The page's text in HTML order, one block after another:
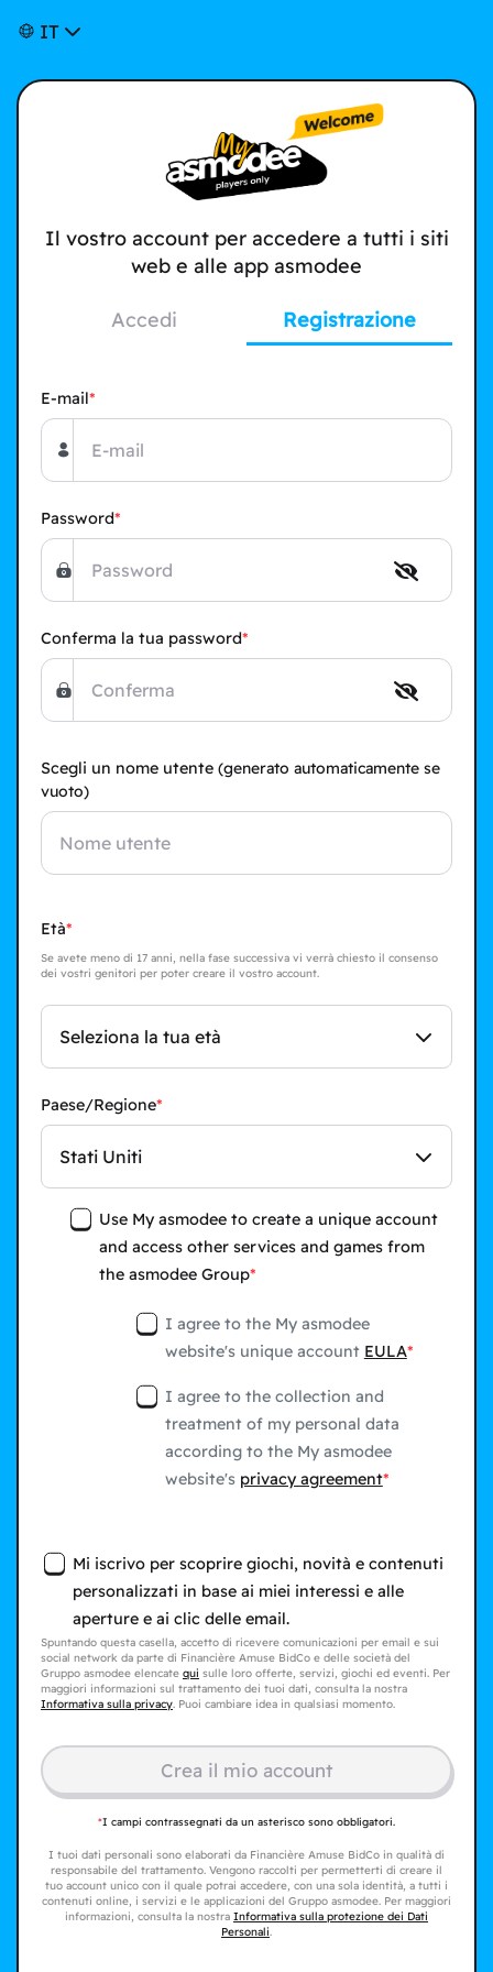
IT
Il vostro account per accedere a tutti i siti
web e alle app asmodee
Accedi Registrazione
E-mail
Password
Conferma la tua password
Scegli un nome utente (generato automaticamente se
vuoto)
Età
Se avete meno di 17 anni, nella fase successiva vi verrà chiesto il consenso
dei vostri genitori per poter creare il vostro account.
Seleziona la tua età
Paese/Regione
Stati Uniti
Use My asmodee to create a unique account
and access other services and games from
the asmodee Group
I agree to the My asmodee
website's unique account EULA
I agree to the collection and
treatment of my personal data
according to the My asmodee
website's privacy agreement
Mi iscrivo per scoprire giochi, novità e contenuti
personalizzati in base ai miei interessi e alle
aperture e ai clic delle email.
Spuntando questa casella, accetto di ricevere comunicazioni per email e sui
social network da parte di Financière Amuse BidCo e delle società del
Gruppo asmodee elencate qui sulle loro offerte, servizi, giochi ed eventi. Per
maggiori informazioni sul trattamento dei tuoi dati, consulta la nostra
Informativa sulla privacy. Puoi cambiare idea in qualsiasi momento.
Crea il mio account
*I campi contrassegnati da un asterisco sono obbligatori.
I tuoi dati personali sono elaborati da Financière Amuse BidCo in qualità di
responsabile del trattamento. Vengono raccolti per permetterti di creare il
tuo account unico con il quale potrai accedere, con una sola identità, a tutti i
contenuti online, i servizi e le applicazioni del Gruppo asmodee. Per maggiori
informazioni, consulta la nostra Informativa sulla protezione dei Dati
Personali.